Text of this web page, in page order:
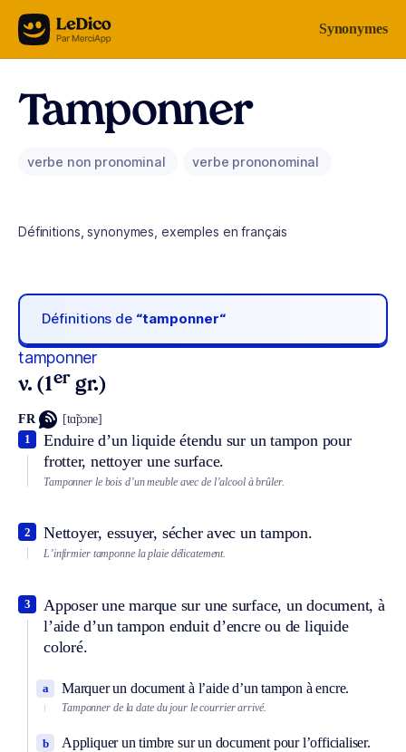
Aller au contenu Synonymes
Tamponner
verbe non pronominal verbe prononominal
Définitions, synonymes, exemples en français
Définitions de “tamponner“
tamponner
v. (1er gr.)
FR [tɑ̃pɔne]
Enduire d’un liquide étendu sur un tampon pour
frotter, nettoyer une surface.
1
Tamponner le bois d’un meuble avec de l’alcool à brûler.
Nettoyer, essuyer, sécher avec un tampon.
2
L’infirmier tamponne la plaie délicatement.
Apposer une marque sur une surface, un document, à
l’aide d’un tampon enduit d’encre ou de liquide
coloré.
3
Marquer un document à l’aide d’un tampon à encre.
a
Tamponner de la date du jour le courrier arrivé.
Appliquer un timbre sur un document pour l’officialiser.
b